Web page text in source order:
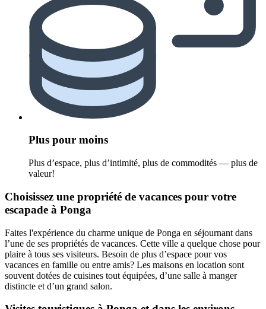
Plus pour moins
Plus d’espace, plus d’intimité, plus de commodités — plus de
valeur!
Choisissez une propriété de vacances pour votre
escapade à Ponga
Faites l'expérience du charme unique de Ponga en séjournant dans
l’une de ses propriétés de vacances. Cette ville a quelque chose pour
plaire à tous ses visiteurs. Besoin de plus d’espace pour vos
vacances en famille ou entre amis? Les maisons en location sont
souvent dotées de cuisines tout équipées, d’une salle à manger
distincte et d’un grand salon.